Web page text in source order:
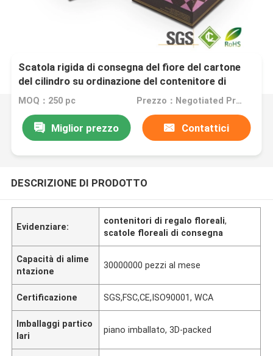
Scatola rigida di consegna del fiore del cartone
del cilindro su ordinazione del contenitore di
regalo del fiore con il fornitore del nastro
MOQ：250 pc Prezzo：Negotiated Price
Miglior prezzo Contattici
DESCRIZIONE DI PRODOTTO
Evidenziare:
contenitori di regalo floreali,
scatole floreali di consegna
Capacità di alime
ntazione
30000000 pezzi al mese
Certificazione SGS,FSC,CE,ISO90001, WCA
Imballaggi partico
lari
piano imballato, 3D-packed